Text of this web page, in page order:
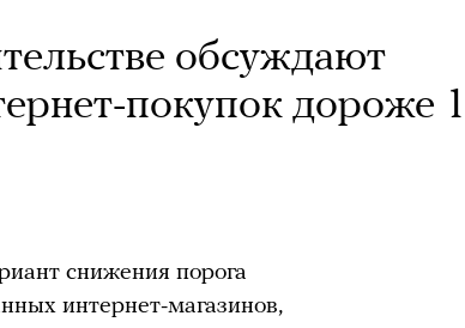
обсуждают
покупок дороже
снижения порога
интернет-магазинов,